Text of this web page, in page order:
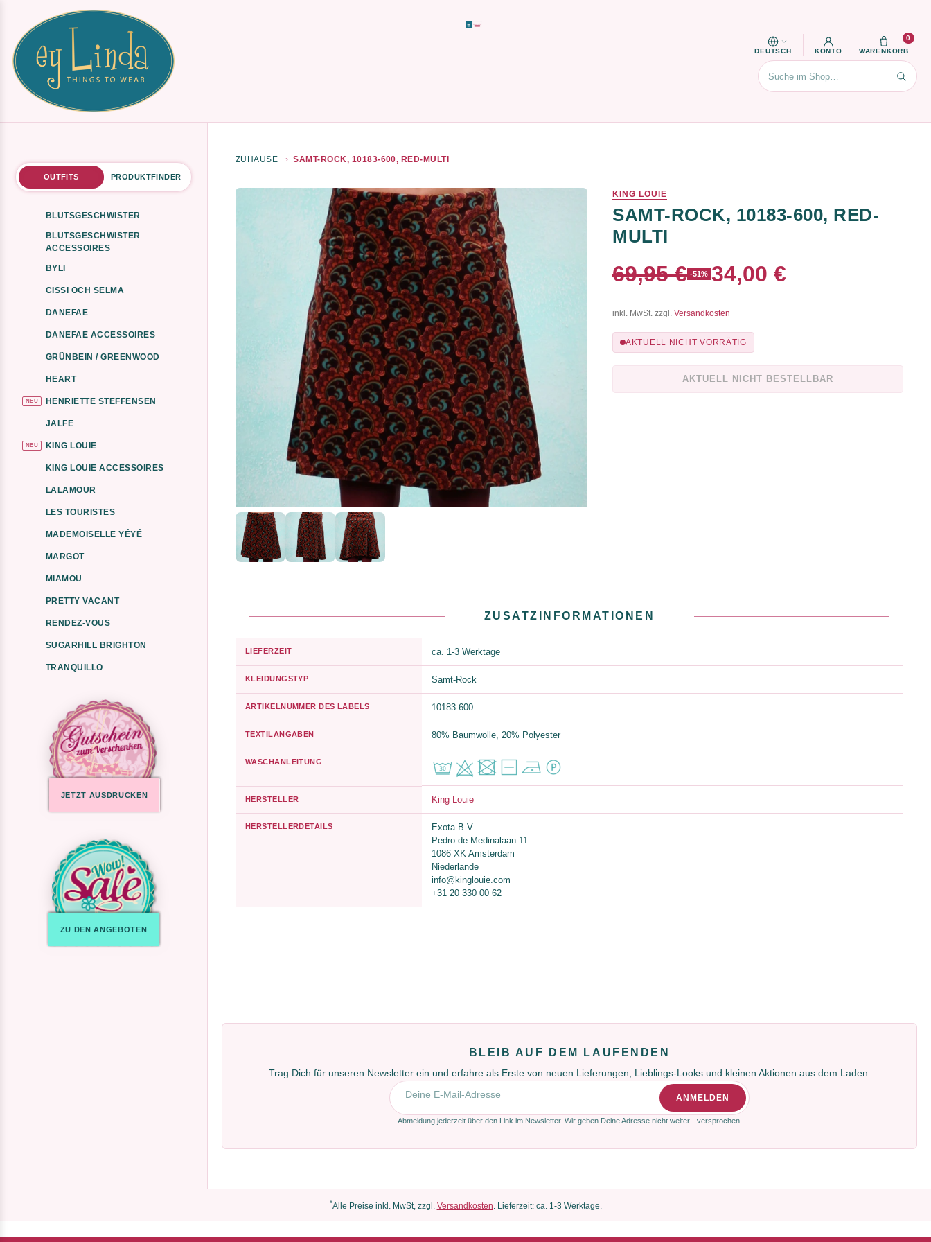
DEUTSCH KONTO WARENKORB
0
Suchen
OUTFITS PRODUKTFINDER
BLUTSGESCHWISTER
BLUTSGESCHWISTER
ACCESSOIRES
BYLI
CISSI OCH SELMA
DANEFAE
DANEFAE ACCESSOIRES
GRÜNBEIN / GREENWOOD
HEART
NEU HENRIETTE STEFFENSEN
JALFE
NEU KING LOUIE
KING LOUIE ACCESSOIRES
LALAMOUR
LES TOURISTES
MADEMOISELLE YÉYÉ
MARGOT
MIAMOU
PRETTY VACANT
RENDEZ-VOUS
SUGARHILL BRIGHTON
TRANQUILLO
JETZT AUSDRUCKEN
ZU DEN ANGEBOTEN
ZUHAUSE SAMT-ROCK, 10183-600, RED-MULTI
KING LOUIE
SAMT-ROCK, 10183-600, RED-
MULTI
69,95 € -51% 34,00 €
inkl. MwSt. zzgl. Versandkosten
AKTUELL NICHT VORRÄTIG
AKTUELL NICHT BESTELLBAR
ZUSATZINFORMATIONEN
LIEFERZEIT ca. 1-3 Werktage
KLEIDUNGSTYP Samt-Rock
ARTIKELNUMMER DES LABELS 10183-600
TEXTILANGABEN 80% Baumwolle, 20% Polyester
WASCHANLEITUNG
HERSTELLER King Louie
HERSTELLERDETAILS
Exota B.V.
Pedro de Medinalaan 11
1086 XK Amsterdam
Niederlande
info@kinglouie.com
+31 20 330 00 62
BLEIB AUF DEM LAUFENDEN
Trag Dich für unseren Newsletter ein und erfahre als Erste von neuen Lieferungen, Lieblings-Looks und kleinen Aktionen aus dem Laden.
E-Mail-Adresse
ANMELDEN
Abmeldung jederzeit über den Link im Newsletter. Wir geben Deine Adresse nicht weiter - versprochen.
*Alle Preise inkl. MwSt, zzgl. Versandkosten. Lieferzeit: ca. 1-3 Werktage.